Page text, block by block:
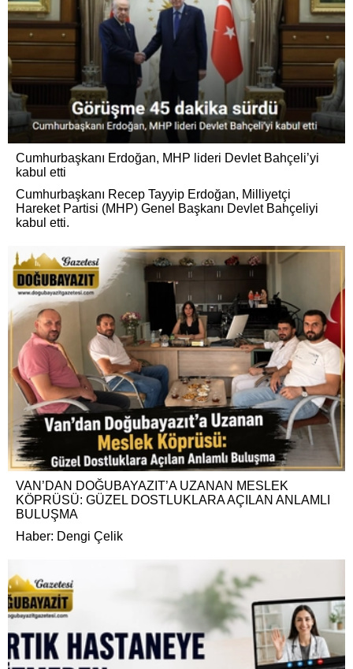
Cumhurbaşkanı Erdoğan, MHP lideri Devlet Bahçeli’yi
kabul etti
Cumhurbaşkanı Recep Tayyip Erdoğan, Milliyetçi
Hareket Partisi (MHP) Genel Başkanı Devlet Bahçeliyi
kabul etti.
VAN’DAN DOĞUBAYAZIT’A UZANAN MESLEK
KÖPRÜSÜ: GÜZEL DOSTLUKLARA AÇILAN ANLAMLI
BULUŞMA
Haber: Dengi Çelik